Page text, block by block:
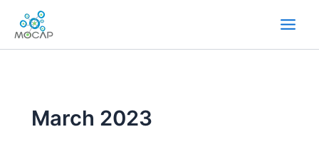
content
March 2023